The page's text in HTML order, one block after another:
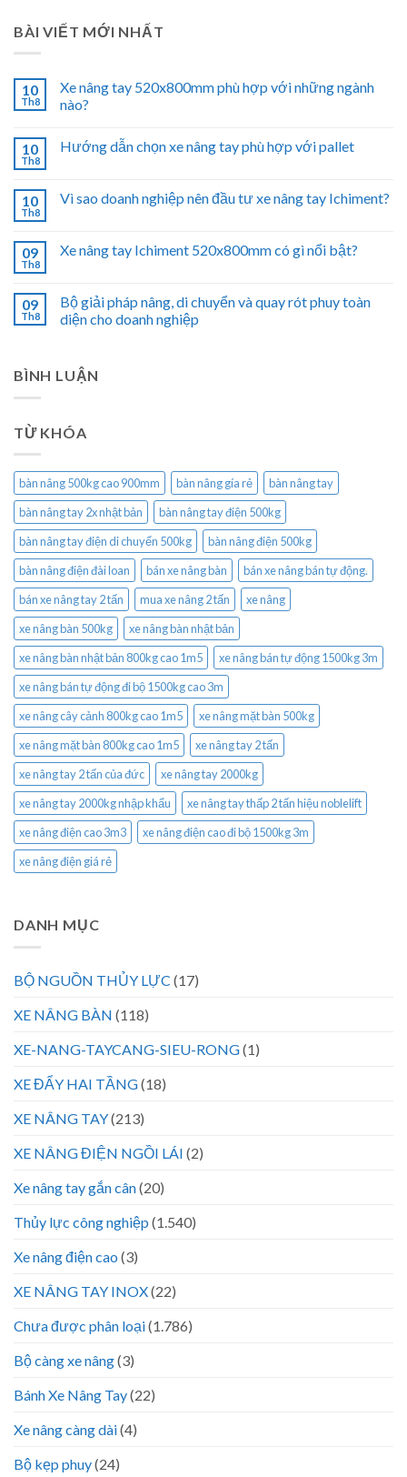
BÀI VIẾT MỚI NHẤT
10
Th8
Xe nâng tay 520x800mm phù hợp với những ngành
nào?
10
Th8
Hướng dẫn chọn xe nâng tay phù hợp với pallet
10
Th8
Vì sao doanh nghiệp nên đầu tư xe nâng tay Ichiment?
09
Th8
Xe nâng tay Ichiment 520x800mm có gì nổi bật?
09
Th8
Bộ giải pháp nâng, di chuyển và quay rót phuy toàn
diện cho doanh nghiệp
BÌNH LUẬN
TỪ KHÓA
bàn nâng 500kg cao 900mm bàn nâng gía rẻ
bàn nâng tay
bàn nâng tay 2x nhật bản
bàn nâng tay điện 500kg
bàn nâng tay điện di chuyển 500kg
bàn nâng điện 500kg
bàn nâng điện đài loan
bán xe nâng bàn
bán xe nâng bán tự động.
bán xe nâng tay 2 tấn
mua xe nâng 2 tấn
xe nâng
xe nâng bàn 500kg
xe nâng bàn nhật bản
xe nâng bàn nhật bản 800kg cao 1m5
xe nâng bán tự động 1500kg 3m
xe nâng bán tự động đi bộ 1500kg cao 3m
xe nâng cây cảnh 800kg cao 1m5
xe nâng mặt bàn 500kg
xe nâng mặt bàn 800kg cao 1m5
xe nâng tay 2 tấn
xe nâng tay 2 tấn của đức
xe nâng tay 2000kg
xe nâng tay 2000kg nhập khẩu
xe nâng tay thấp 2 tấn hiệu noblelift
xe nâng điện cao 3m3
xe nâng điện cao đi bộ 1500kg 3m
xe nâng điện giá rẻ
DANH MỤC
BỘ NGUỒN THỦY LỰC (17)
XE NÂNG BÀN (118)
XE-NANG-TAYCANG-SIEU-RONG(1)
XE ĐẨY HAI TẦNG(18)
XE NÂNG TAY(213)
XE NÂNG ĐIỆN NGỒI LÁI (2)
Xe nâng tay gắn cân(20)
Thủy lực công nghiệp (1.540)
Xe nâng điện cao (3)
XE NÂNG TAY INOX(22)
Chưa được phân loại(1.786)
Bộ càng xe nâng(3)
Bánh Xe Nâng Tay(22)
Xe nâng càng dài(4)
Bộ kẹp phuy(24)